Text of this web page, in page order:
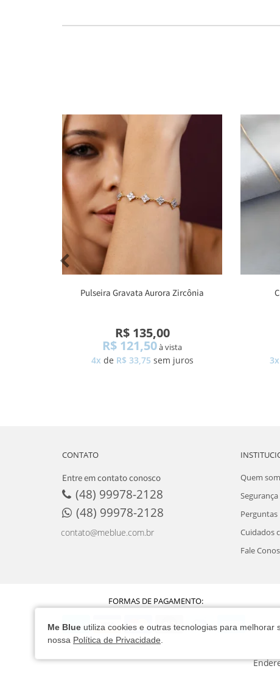
Me Blue utiliza cookies e outras tecnologias para
nossa Política de Privacidade
Pulseira Gravata Aurora Zircônia
R$ 135,00
R$ 121,50à vista
4x de R$ 33,75 sem juros 3x
CONTATO
Entre em contato conosco
(48) 99978-2128
(48) 99978-2128
contato@meblue.com.br
Quem
Segurança
Cuidados
Fale
FORMAS DE PAGAMENTO: